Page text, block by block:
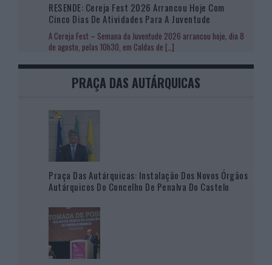
RESENDE: Cereja Fest 2026 Arrancou Hoje Com
Cinco Dias De Atividades Para A Juventude
A Cereja Fest – Semana da Juventude 2026 arrancou hoje, dia 8
de agosto, pelas 10h30, em Caldas de […]
PRAÇA DAS AUTÁRQUICAS
Praça Das Autárquicas: Instalação Dos Novos Órgãos
Autárquicos Do Concelho De Penalva Do Castelo